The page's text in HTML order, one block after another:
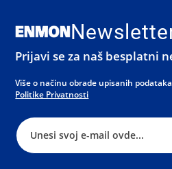
Prijavi se za naš besplatni
Više o načinu obrade upisanih
Politike Privatnosti